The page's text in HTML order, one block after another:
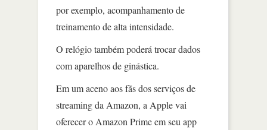
por exemplo, acompanhamento de
treinamento de alta intensidade.
O relógio também poderá trocar dados
com aparelhos de ginástica.
Em um aceno aos fãs dos serviços de
streaming da Amazon, a Apple vai
oferecer o Amazon Prime em seu app